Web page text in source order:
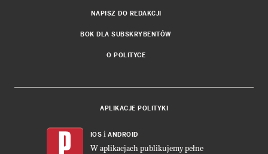
NAPISZ DO REDAKCJI
BOK DLA SUBSKRYBENTÓW
O POLITYCE
APLIKACJE POLITYKI
IOS i ANDROID
W aplikacjach publikujemy pełne